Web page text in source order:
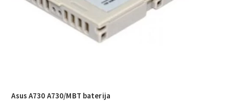
Asus A730 A730/MBT baterija